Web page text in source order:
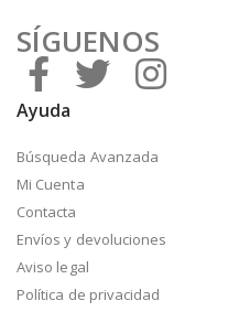
SÍGUENOS
Ayuda
Búsqueda Avanzada
Mi Cuenta
Contacta
Envíos y devoluciones
Aviso legal
Política de privacidad